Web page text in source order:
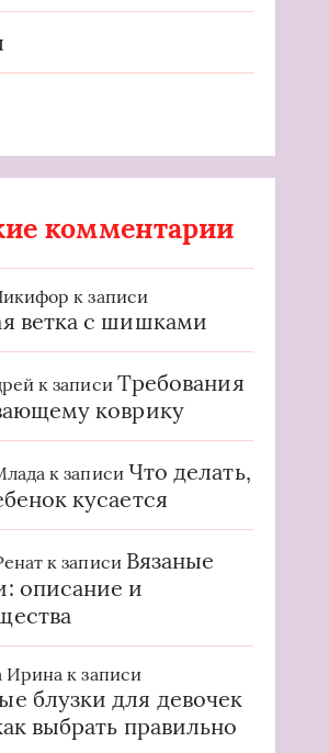
комментарии
к записи
ветка с шишками
к записи Требования
коврику
к записи Что делать,
кусается
к записи Вязаные
описание и
Ирина к записи
блузки для девочек
выбрать правильно